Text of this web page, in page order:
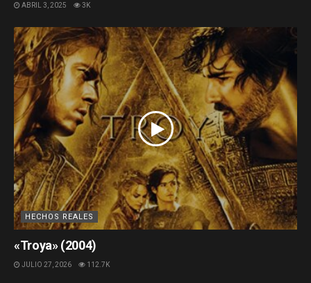
ABRIL 3, 2025 3K
HECHOS REALES
«Troya» (2004)
JULIO 27, 2026 112.7K